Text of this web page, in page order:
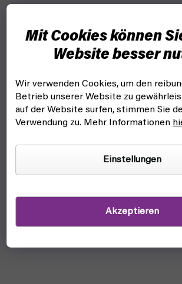
Mit Cookies können
Website besser
Wir verwenden Cookies, um den
Betrieb unserer Website zu
auf der Website surfen, stimmen Sie
Verwendung zu. Mehr Informationen
Einstellungen
Akzeptieren